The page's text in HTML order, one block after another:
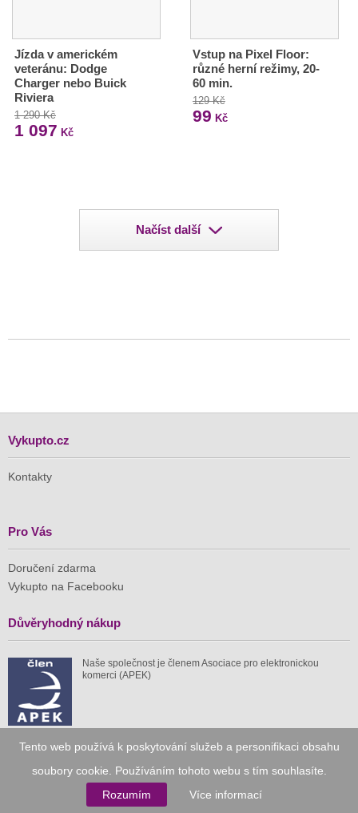
Tento web používá k poskytování služeb a personifikaci obsahu
soubory cookie. Používáním tohoto webu s tím souhlasíte.
Rozumím
Více informací
Jízda v americkém
veteránu: Dodge
Charger nebo Buick
Riviera
1 290 Kč
1 097 Kč
Vstup na Pixel Floor:
různé herní režimy, 20-
60 min.
129 Kč
99 Kč
Načíst další
Vykupto.cz
Kontakty
Pro Vás
Doručení zdarma
Vykupto na Facebooku
Důvěryhodný nákup
Naše společnost je členem Asociace pro elektronickou
komerci (APEK)
1 511 mil.